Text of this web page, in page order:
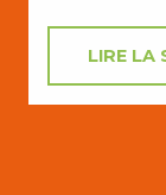
LIRE LA